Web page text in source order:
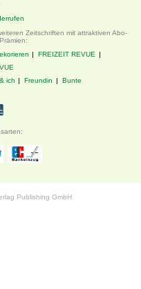
Zeitschriften mit attraktiven Abo-
FREIZEIT REVUE
ich Freundin Bunte
Publishing GmbH